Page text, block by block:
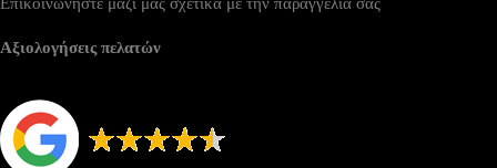
Αξιολογήσεις πελατών